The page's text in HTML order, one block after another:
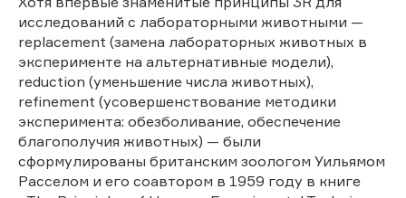
исследований с лабораторными животными —
replacement (замена лабораторных животных в
эксперименте на альтернативные модели),
reduction (уменьшение числа животных),
refinement (усовершенствование методики
эксперимента: обезболивание, обеспечение
благополучия животных) — были
сформулированы британским зоологом Уильямом
Расселом и его соавтором в 1959 году в книге